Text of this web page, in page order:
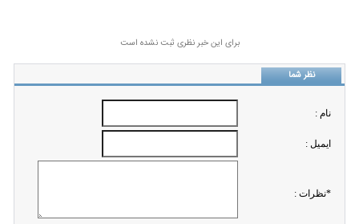
برای این خبر نظری ثبت نشده است
نظر شما
نام :
ايميل :
*نظرات :